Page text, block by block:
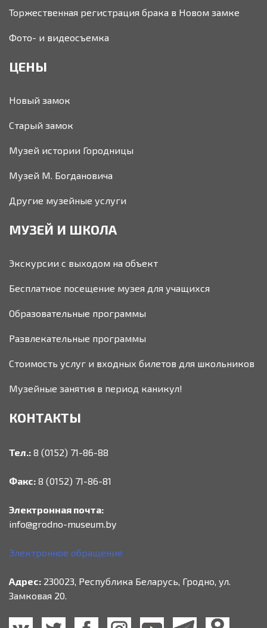
Торжественная регистрация брака в Новом замке
Фото- и видеосъемка
ЦЕНЫ
Новый замок
Старый замок
Музей истории Городницы
Музей М. Богдановича
Другие музейные услуги
МУЗЕЙ И ШКОЛА
Экскурсии с выходом на объект
Бесплатное посещение музея для учащихся
Образовательные программы
Развлекательные программы
Стоимость услуг и входных билетов для школьников
Музейные занятия в период каникул!
КОНТАКТЫ
Тел.: 8 (0152) 71-86-88
Факс: 8 (0152) 71-86-81
Электронная почта:
info@grodno-museum.by
Электронное обращение
Адрес: 230023, Республика Беларусь, Гродно, ул.
Замковая 20.